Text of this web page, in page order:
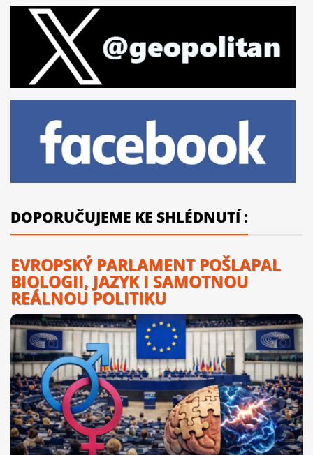
DOPORUČUJEME KE SHLÉDNUTÍ :
EVROPSKÝ PARLAMENT POŠLAPAL
BIOLOGII, JAZYK I SAMOTNOU
REÁLNOU POLITIKU